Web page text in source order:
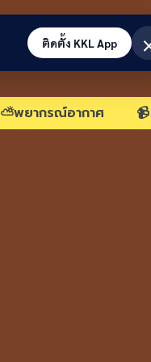
⛅พยากรณ์อากาศ
ติดตั้ง KKL App